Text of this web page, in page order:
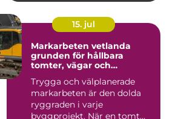
15. jul
Markarbeten vetlanda
grunden för hållbara
tomter, vägar och
Trygga och välplanerade
markarbeten är den dolda
ryggraden i varje
byggprojekt. När en tomt